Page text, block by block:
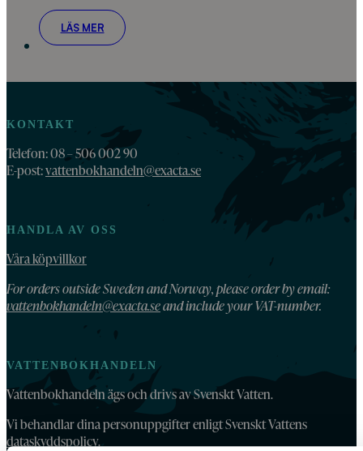
LÄS MER
KONTAKT
Telefon: 08 – 506 002 90
E-post:vattenbokhandeln@exacta.se
HANDLA AV OSS
Våra köpvillkor
For orders outside Sweden and Norway, please order by email:
vattenbokhandeln@exacta.seand include your VAT-number.
VATTENBOKHANDELN
Vattenbokhandeln ägs och drivs av Svenskt Vatten.
Vi behandlar dina personuppgifter enligt Svenskt Vattens
dataskyddspolicy.